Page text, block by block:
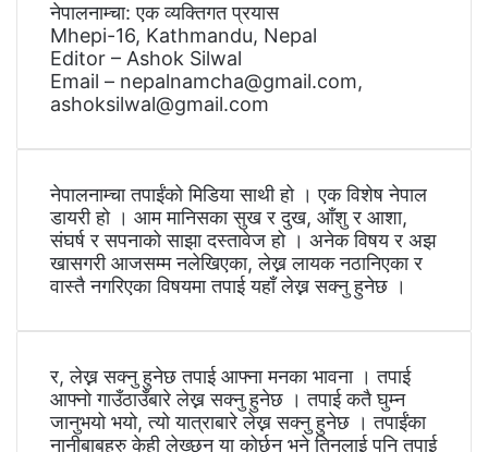
नेपालनाम्चा: एक व्यक्तिगत प्रयास
Mhepi-16, Kathmandu, Nepal
Editor – Ashok Silwal
Email – nepalnamcha@gmail.com,
ashoksilwal@gmail.com
नेपालनाम्चा तपाईंको मिडिया साथी हो । एक विशेष नेपाल
डायरी हो । आम मानिसका सुख र दुख, आँशु र आशा,
संघर्ष र सपनाको साझा दस्तावेज हो । अनेक विषय र अझ
खासगरी आजसम्म नलेखिएका, लेख्न लायक नठानिएका र
वास्तै नगरिएका विषयमा तपाई यहाँ लेख्न सक्नु हुनेछ ।
र, लेख्न सक्नु हुनेछ तपाई आफ्ना मनका भावना । तपाई
आफ्नो गाउँठाउँबारे लेख्न सक्नु हुनेछ । तपाई कतै घुम्न
जानुभयो भयो, त्यो यात्राबारे लेख्न सक्नु हुनेछ । तपाईंका
नानीबाबुहरु केही लेख्छन् या कोर्छन् भने तिनलाई पनि तपाई